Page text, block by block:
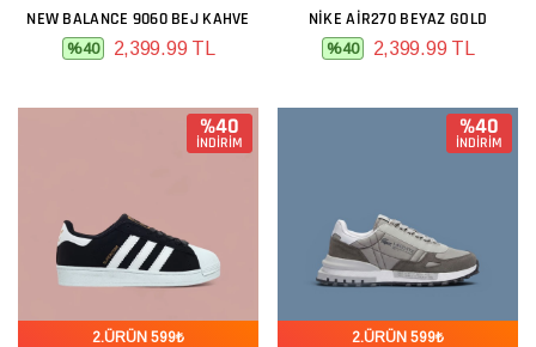
NEW BALANCE 9060 BEJ KAHVE
%40 2,399.99 TL
NIKE AIR270 BEYAZ GOLD
%40 2,399.99 TL
%40
İNDİRİM
2.ÜRÜN 599₺
%40
İNDİRİM
2.ÜRÜN 599₺